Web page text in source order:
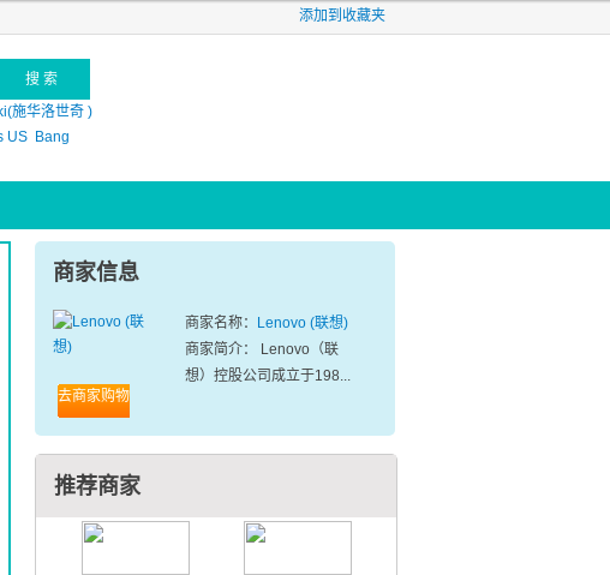
添加到收藏夹
施华洛世奇 )
US Bang
商家信息
去商家购物
商家名称：
Lenovo (联想)
商家简介： Lenovo（联
想）控股公司成立于198...
推荐商家